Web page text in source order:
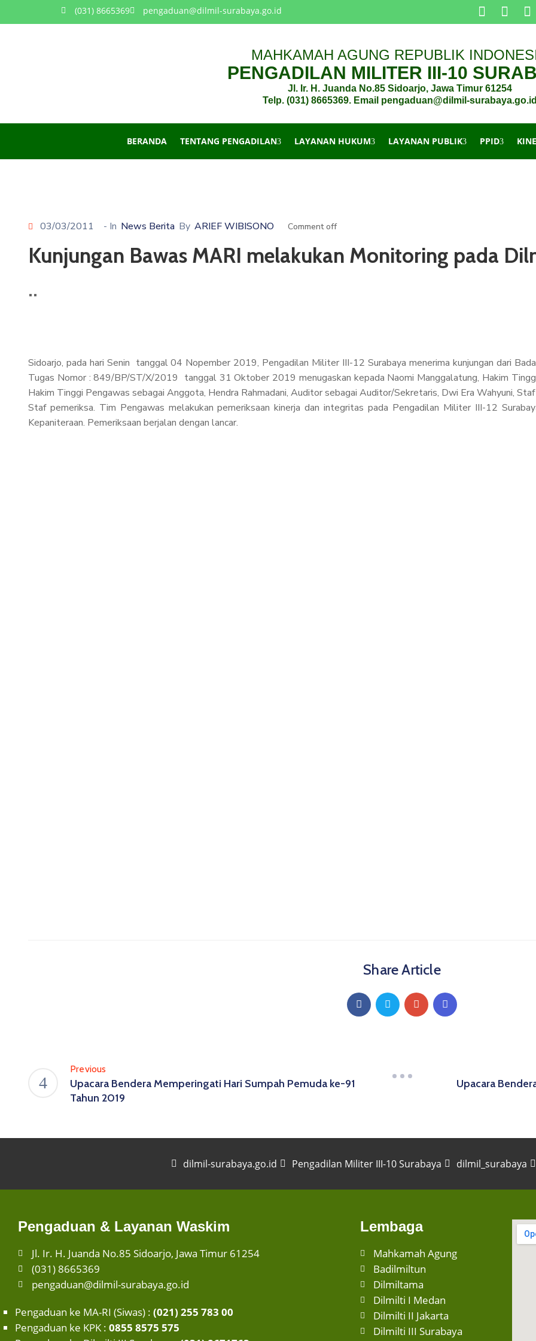
(031) 8665369 pengaduan@dilmil-surabaya.go.id
MAHKAMAH AGUNG REPUBLIK
PENGADILAN MILITER III-10
Jl. Ir. H. Juanda No.85 Sidoarjo, Jawa Timur 61254
Telp. (031) 8665369. Email pengaduan@dilmil-
BERANDA TENTANG PENGADILAN LAYANAN HUKUM LAYANAN PUBLIK PPID
03/03/2011 - In News Berita By ARIEF WIBISONO Comment off
Kunjungan Bawas MARI melakukan Monitoring pada
Sidoarjo, pada hari Senin tanggal 04 Nopember 2019, Pengadilan Militer III-12 Surabaya menerima kunjungan dari
Tugas Nomor : 849/BP/ST/X/2019 tanggal 31 Oktober 2019 menugaskan kepada Naomi Manggalatung, Hakim
Hakim Tinggi Pengawas sebagai Anggota, Hendra Rahmadani, Auditor sebagai Auditor/Sekretaris, Dwi Era Wahyuni,
Staf pemeriksa. Tim Pengawas melakukan pemeriksaan kinerja dan integritas pada Pengadilan Militer III-12
Kepaniteraan. Pemeriksaan berjalan dengan lancar.
Share Article
Previous
Upacara Bendera Memperingati Hari Sumpah Pemuda ke-91
Tahun 2019
Upacara
dilmil-surabaya.go.id Pengadilan Militer III-10 Surabaya dilmil_surabaya
Pengaduan & Layanan Waskim
Jl. Ir. H. Juanda No.85 Sidoarjo, Jawa Timur 61254
(031) 8665369
pengaduan@dilmil-surabaya.go.id
Pengaduan ke MA-RI (Siwas) : (021) 255 783 00
Pengaduan ke KPK : 0855 8575 575
Lembaga
Mahkamah Agung
Badilmiltun
Dilmiltama
Dilmilti I Medan
Dilmilti II Jakarta
Dilmilti III Surabaya